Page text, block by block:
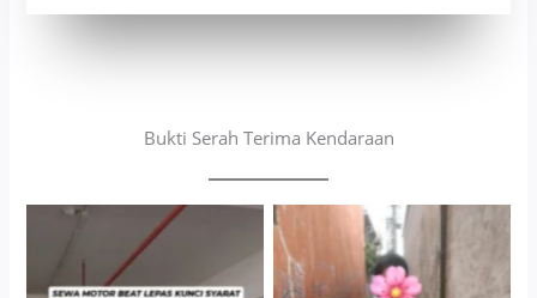
Bukti Serah Terima Kendaraan